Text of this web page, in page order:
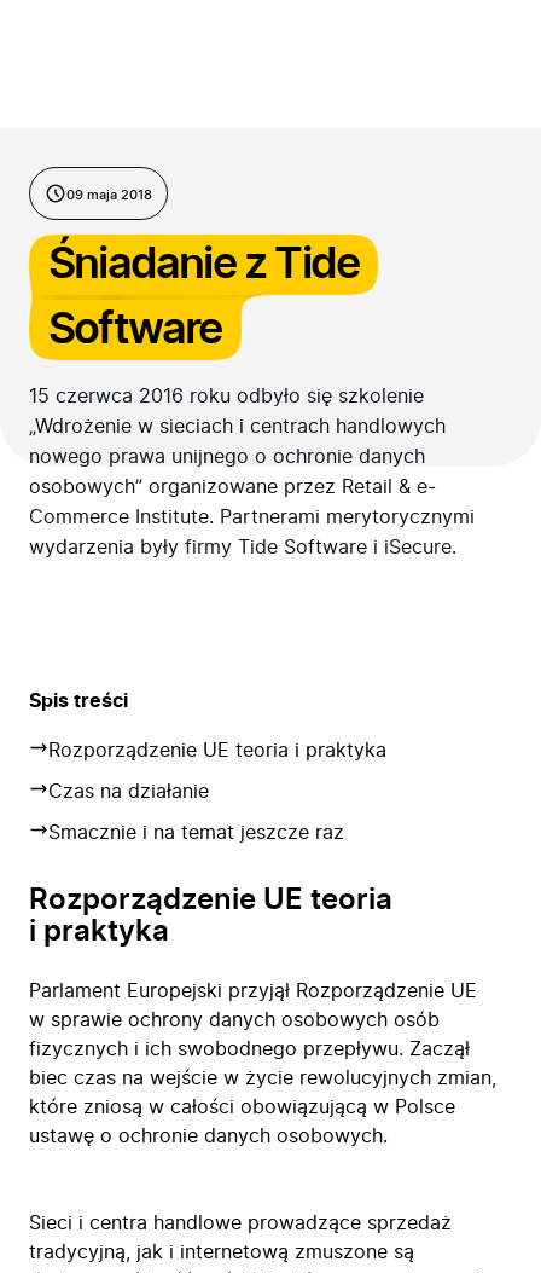
09 maja 2018
Śniadanie z Tide
Software
15 czerwca 2016 roku odbyło się szkolenie
„Wdrożenie w sieciach i centrach handlowych
nowego prawa unijnego o ochronie danych
osobowych” organizowane przez Retail & e-
Commerce Institute. Partnerami merytorycznymi
wydarzenia były firmy Tide Software i iSecure.
Spis treści
Rozporządzenie UE teoria i praktyka
Czas na działanie
Smacznie i na temat jeszcze raz
Rozporządzenie UE teoria
i praktyka
Parlament Europejski przyjął Rozporządzenie UE
w sprawie ochrony danych osobowych osób
fizycznych i ich swobodnego przepływu. Zaczął
biec czas na wejście w życie rewolucyjnych zmian,
które zniosą w całości obowiązującą w Polsce
ustawę o ochronie danych osobowych.
Sieci i centra handlowe prowadzące sprzedaż
tradycyjną, jak i internetową zmuszone są